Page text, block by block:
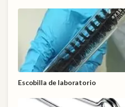
Escobilla de laboratorio